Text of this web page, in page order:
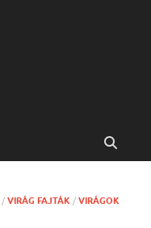
/ VIRÁG FAJTÁK / VIRÁGOK